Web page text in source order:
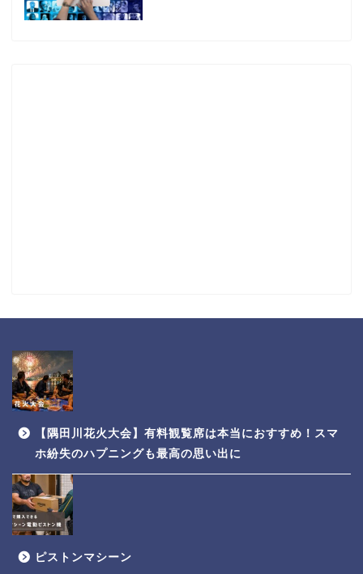
【隅田川花火大会】有料観覧席は本当におすすめ！スマ
ホ紛失のハプニングも最高の思い出に
ピストンマシーン